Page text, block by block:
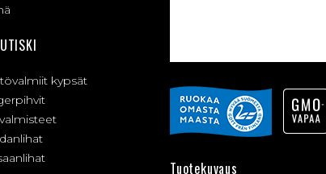
kypsät
Tuotekuvaus